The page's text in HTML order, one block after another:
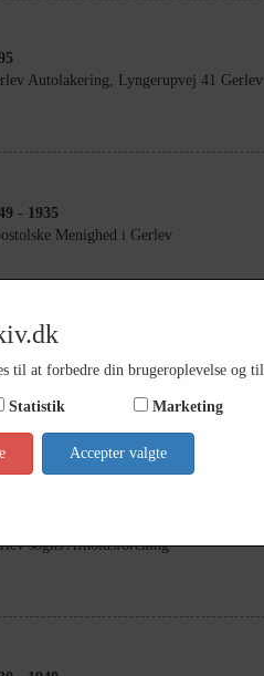
Autolakering, Lyngerupvej 41 Gerlev
- 1935
Menighed i Gerlev
sogns Afholdsforening
til at forbedre din brugeroplevelse og
Statistik Marketing
Accepter valgte